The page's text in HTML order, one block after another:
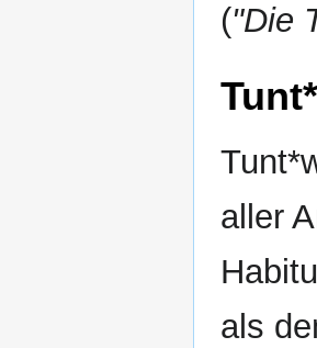
("Die
aller
als